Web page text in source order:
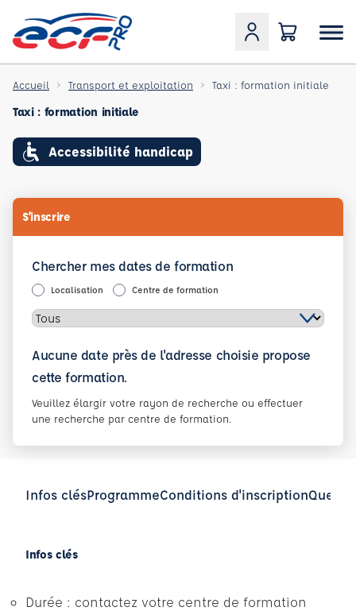
Accueil Transport et exploitation Taxi : formation initiale
Taxi : formation initiale
Accessibilité handicap
S'inscrire
Chercher mes dates de formation
Localisation Centre de formation
Aucune date près de l'adresse choisie propose
cette formation.
Veuillez élargir votre rayon de recherche ou effectuer
une recherche par centre de formation.
Infos clésProgrammeConditions d'inscription
Infos clés
Durée : contactez votre centre de formation